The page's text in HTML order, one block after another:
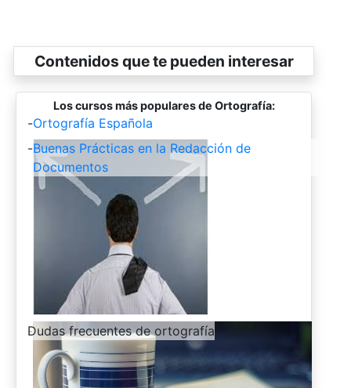
Contenidos que te pueden interesar
Los cursos más populares de Ortografía:
-Ortografía Española
-Buenas Prácticas en la Redacción de
Documentos
-
Dudas frecuentes de ortografía